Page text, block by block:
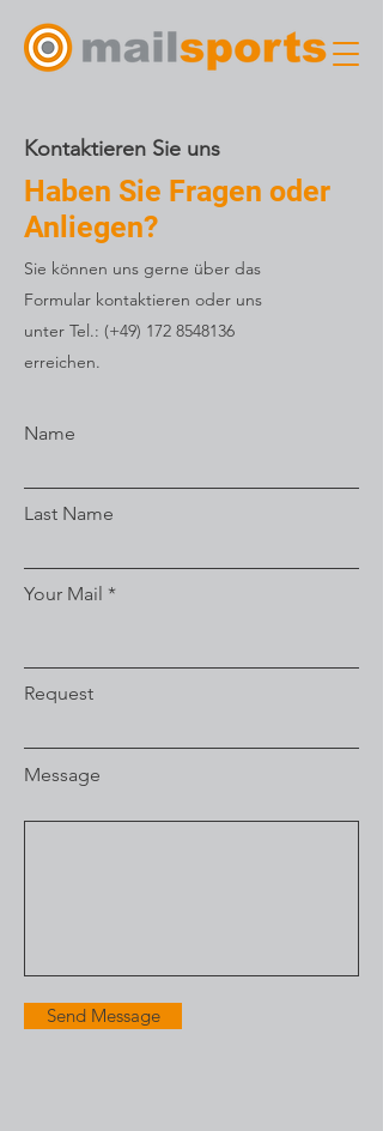
Kontaktieren Sie uns
Haben Sie Fragen oder
Anliegen?
Sie können uns gerne über das
Formular kontaktieren oder uns
unter Tel.: (+49) 172 8548136
erreichen.
Name
Last Name
Your Mail
Request
Message
Send Message